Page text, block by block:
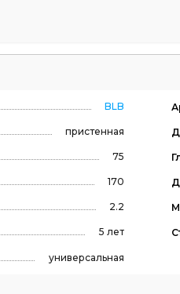
BLB
пристенная
75
170
2.2
5 лет
универсальная